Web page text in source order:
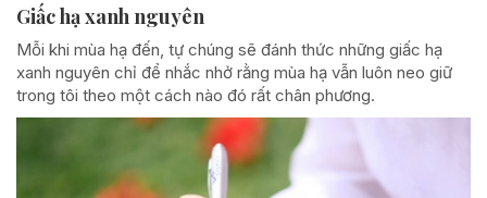
Giấc hạ xanh nguyên
Mỗi khi mùa hạ đến, tự chúng sẽ đánh thức những giấc hạ
xanh nguyên chỉ để nhắc nhở rằng mùa hạ vẫn luôn neo giữ
trong tôi theo một cách nào đó rất chân phương.